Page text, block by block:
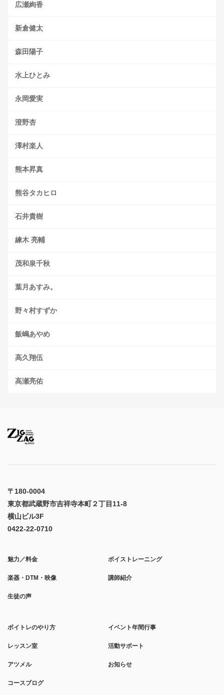
広瀬絢香
新倉健太
森田陽子
水上ひとみ
永岡愛実
澄野杏
澤村楽人
熊本昇真
熊谷タカヒロ
石井貴樹
練木 亮輔
茂和泉千秋
葉月あすみ。
野々村すずか
飯嶋あやめ
高久翔伍
高瀬亮佑
〒180-0004
東京都武蔵野市吉祥寺本町２丁目11-8
横山ビル3F
0422-22-0710
魅力／料金 ボイストレーニング
楽器・DTM・映像 講師紹介
生徒の声
ボイトレのやり方 イベント年間行事
レッスン室 活動サポート
アツメル お知らせ
コースブログ